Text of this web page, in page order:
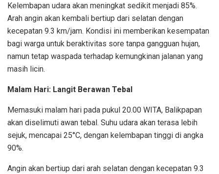
Kelembapan udara akan meningkat sedikit menjadi 85%.
Arah angin akan kembali bertiup dari selatan dengan
kecepatan 9.3 km/jam. Kondisi ini memberikan kesempatan
bagi warga untuk beraktivitas sore tanpa gangguan hujan,
namun tetap waspada terhadap kemungkinan jalanan yang
masih licin.
Malam Hari: Langit Berawan Tebal
Memasuki malam hari pada pukul 20.00 WITA, Balikpapan
akan diselimuti awan tebal. Suhu udara akan terasa lebih
sejuk, mencapai 25°C, dengan kelembapan tinggi di angka
90%.
Angin akan bertiup dari arah selatan dengan kecepatan 9.3